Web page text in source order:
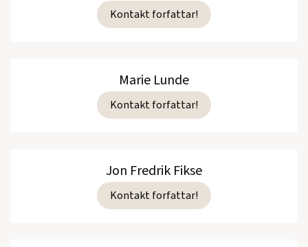
Kontakt forfattar!
Marie Lunde
Kontakt forfattar!
Jon Fredrik Fikse
Kontakt forfattar!